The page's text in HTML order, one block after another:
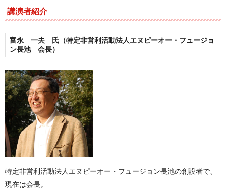
講演者紹介
富永 一夫 氏（特定非営利活動法人エヌピーオー・フュージョ
ン長池 会長）
特定非営利活動法人エヌピーオー・フュージョン長池の創設者で、
現在は会長。